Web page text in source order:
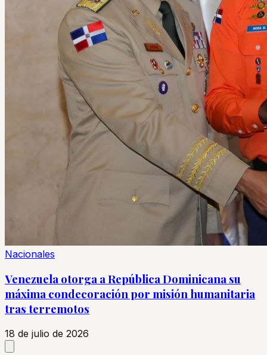
Nacionales
Venezuela otorga a República Dominicana su
máxima condecoración por misión humanitaria
tras terremotos
18 de julio de 2026